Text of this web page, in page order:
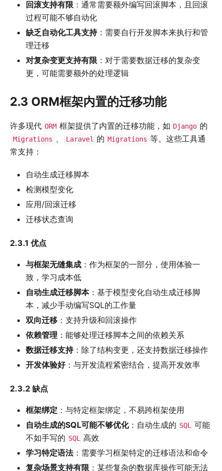
回滚支持有限 ：通常需要额外编写回滚脚本，且回滚
过程可能不够自动化
缺乏自动化工具支持：需要自行开发脚本来执行和管
理迁移
对复杂变更支持有限 ：对于需要数据迁移的复杂变
更，可能需要额外的处理逻辑
2.3 ORM框架内置的迁移功能
许多现代 ORM 框架提供了内置的迁移功能，如 Django 的
Migrations Laravel 的 Migrations 等。这些工具通
常支持：
自动生成迁移脚本
检测模型变化
应用/回滚迁移
迁移状态查询
2.3.1 优点
与框架无缝集成 ：作为框架的一部分，使用体验一
致，学习成本低
自动生成迁移脚本：基于模型变化自动生成迁移脚
本，减少手动编写SQL的工作量
双向迁移 ：支持升级和回滚操作
依赖管理 ：能够处理迁移脚本之间的依赖关系
数据迁移支持：除了结构变更，还支持数据迁移操作
开发体验好：与开发流程紧密结合，提高开发效率
2.3.2 缺点
框架绑定 ：与特定框架绑定，不易跨框架使用
自动生成的SQL可能不够优化：自动生成的 SQL
可能
不如手写的 SQL
高效
学习特定语法：需要学习框架特定的迁移语法和命令
复杂场景支持有限 ：某些复杂的数据库操作可能无法